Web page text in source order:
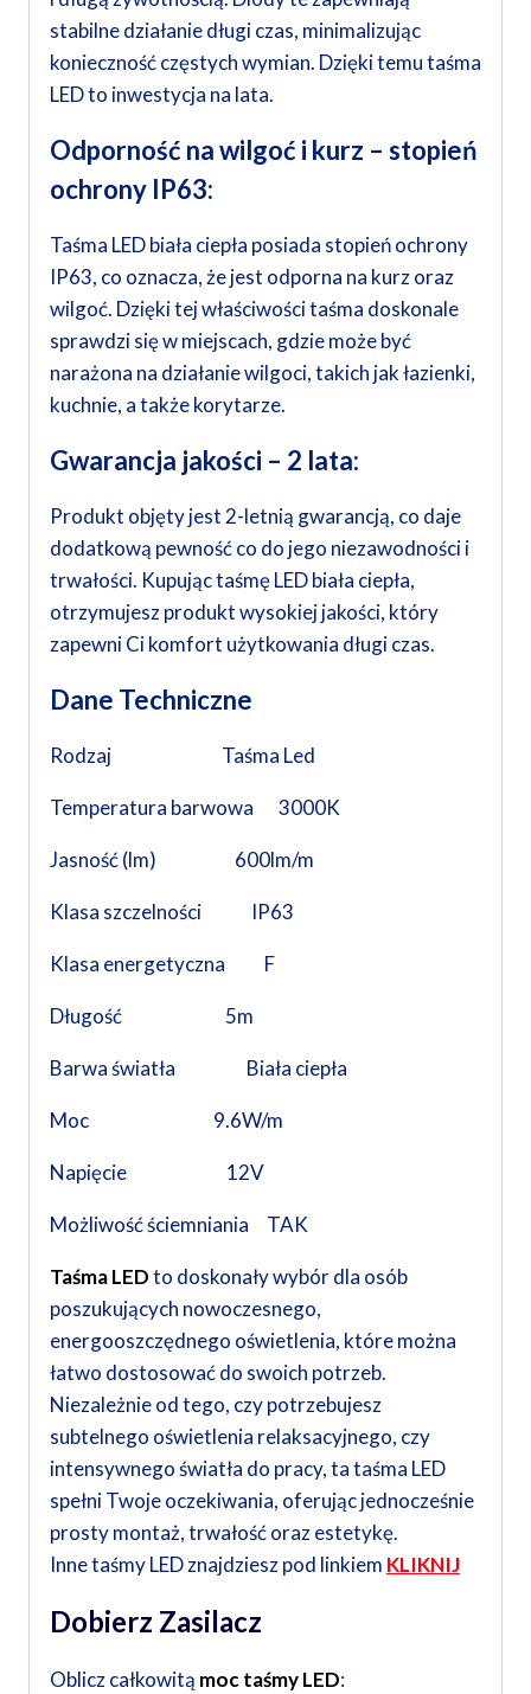
stabilne działanie długi czas, minimalizując
konieczność częstych wymian. Dzięki temu taśma
LED to inwestycja na lata.
Odporność na wilgoć i kurz – stopień
ochrony IP63:
Taśma LED biała ciepła posiada stopień ochrony
IP63, co oznacza, że jest odporna na kurz oraz
wilgoć. Dzięki tej właściwości taśma doskonale
sprawdzi się w miejscach, gdzie może być
narażona na działanie wilgoci, takich jak łazienki,
kuchnie, a także korytarze.
Gwarancja jakości – 2 lata:
Produkt objęty jest 2-letnią gwarancją, co daje
dodatkową pewność co do jego niezawodności i
trwałości. Kupując taśmę LED biała ciepła,
otrzymujesz produkt wysokiej jakości, który
zapewni Ci komfort użytkowania długi czas.
Dane Techniczne
Rodzaj Taśma Led
Temperatura barwowa 3000K
Jasność (lm) 600lm/m
Klasa szczelności IP63
Klasa energetyczna F
Długość 5m
Barwa światła Biała ciepła
Moc 9.6W/m
Napięcie 12V
Możliwość ściemniania TAK
Taśma LEDto doskonały wybór dla osób
poszukujących nowoczesnego,
energooszczędnego oświetlenia, które można
łatwo dostosować do swoich potrzeb.
Niezależnie od tego, czy potrzebujesz
subtelnego oświetlenia relaksacyjnego, czy
intensywnego światła do pracy, ta taśma LED
spełni Twoje oczekiwania, oferując jednocześnie
prosty montaż, trwałość oraz estetykę.
Inne taśmy LED znajdziesz pod linkiem KLIKNIJ
Dobierz Zasilacz
Oblicz całkowitą moc taśmy LED: